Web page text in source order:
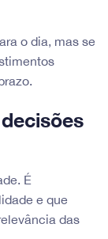
o dia, mas se
É
e que
das